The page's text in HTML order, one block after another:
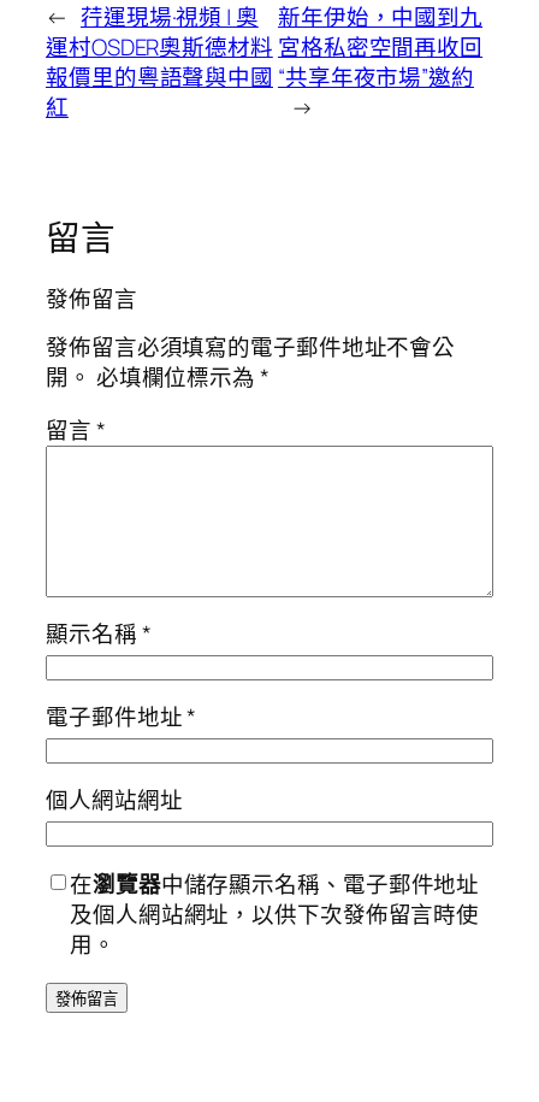
← 荇運現場·視頻 | 奧
運村OSDER奧斯德材料
報價里的粵語聲與中國
紅
新年伊始，中國到九
宮格私密空間再收回
“共享年夜市場”邀約
→
留言
發佈留言
發佈留言必須填寫的電子郵件地址不會公
開。 必填欄位標示為*
留言*
顯示名稱*
電子郵件地址*
個人網站網址
在瀏覽器中儲存顯示名稱、電子郵件地址
及個人網站網址，以供下次發佈留言時使
用。